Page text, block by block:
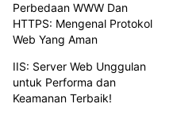
Perbedaan WWW Dan
HTTPS: Mengenal Protokol
Web Yang Aman
IIS: Server Web Unggulan
untuk Performa dan
Keamanan Terbaik!